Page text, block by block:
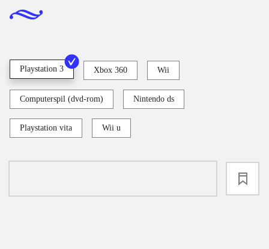
Playstation 3 Xbox 360 Wii
Computerspil (dvd-rom) Nintendo ds
Playstation vita Wii u